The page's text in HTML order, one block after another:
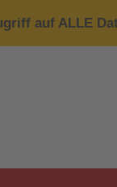
auf ALLE